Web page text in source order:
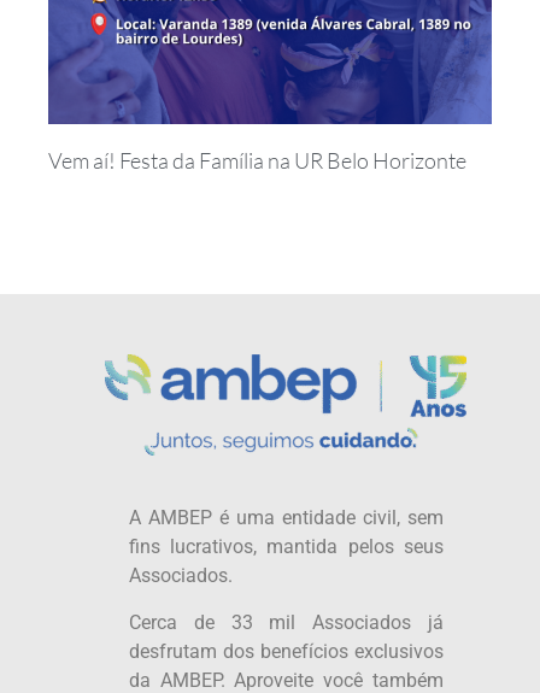
Vem aí! Festa da Família na UR Belo Horizonte
A AMBEP é uma entidade civil, sem
fins lucrativos, mantida pelos seus
Associados.
Cerca de 33 mil Associados já
desfrutam dos benefícios exclusivos
da AMBEP. Aproveite você também